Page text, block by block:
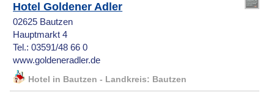
Hotel Goldener Adler
02625 Bautzen
Hauptmarkt 4
Tel.: 03591/48 66 0
www.goldeneradler.de
Hotel in Bautzen - Landkreis: Bautzen